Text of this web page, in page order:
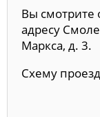
Вы смотрите
адресу
Маркса, д. 3.
Схему